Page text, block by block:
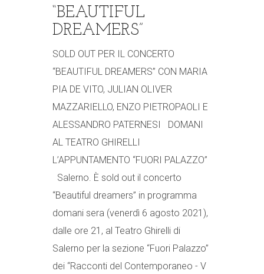
“BEAUTIFUL
DREAMERS”
SOLD OUT PER IL CONCERTO
“BEAUTIFUL DREAMERS” CON MARIA
PIA DE VITO, JULIAN OLIVER
MAZZARIELLO, ENZO PIETROPAOLI E
ALESSANDRO PATERNESI DOMANI
AL TEATRO GHIRELLI
L’APPUNTAMENTO “FUORI PALAZZO”
Salerno. È sold out il concerto
“Beautiful dreamers” in programma
domani sera (venerdì 6 agosto 2021),
dalle ore 21, al Teatro Ghirelli di
Salerno per la sezione “Fuori Palazzo”
dei “Racconti del Contemporaneo - V